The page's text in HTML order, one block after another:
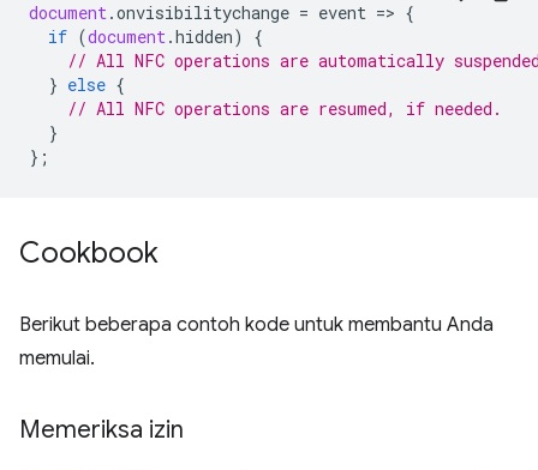
document.onvisibilitychange = event => {
if (document.hidden)
{
// All NFC operations are automatically
} else {
// All NFC operations are resumed, if needed.
}
};
Cookbook
Berikut beberapa contoh kode untuk membantu Anda
memulai.
Memeriksa izin